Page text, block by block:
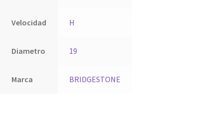
Velocidad H
Diametro 19
Marca BRIDGESTONE